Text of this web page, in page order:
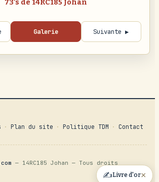
73's de 14RC185 Johan
Galerie Suivante ▶
· Plan du site · Politique TDM ·
Contact
— 14RC185 Johan — Tous droits
✍️Livre d'or×